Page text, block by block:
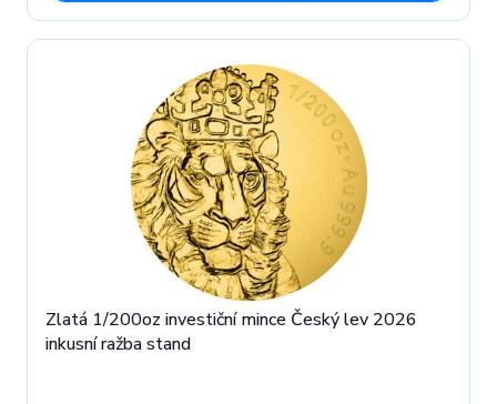
Zlatá 1/200oz investiční mince Český lev 2026
inkusní ražba stand